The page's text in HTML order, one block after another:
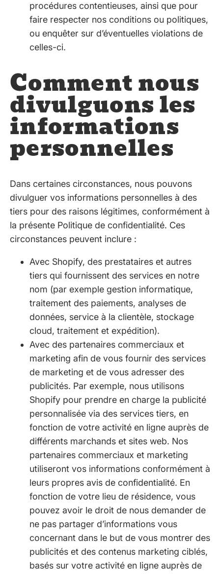
procédures contentieuses, ainsi que pour
faire respecter nos conditions ou politiques,
ou enquêter sur d’éventuelles violations de
celles-ci.
Comment nous
divulguons les
informations
personnelles
Dans certaines circonstances, nous pouvons
divulguer vos informations personnelles à des
tiers pour des raisons légitimes, conformément à
la présente Politique de confidentialité. Ces
circonstances peuvent inclure :
Avec Shopify, des prestataires et autres
tiers qui fournissent des services en notre
nom (par exemple gestion informatique,
traitement des paiements, analyses de
données, service à la clientèle, stockage
cloud, traitement et expédition).
Avec des partenaires commerciaux et
marketing afin de vous fournir des services
de marketing et de vous adresser des
publicités. Par exemple, nous utilisons
Shopify pour prendre en charge la publicité
personnalisée via des services tiers, en
fonction de votre activité en ligne auprès de
différents marchands et sites web. Nos
partenaires commerciaux et marketing
utiliseront vos informations conformément à
leurs propres avis de confidentialité. En
fonction de votre lieu de résidence, vous
pouvez avoir le droit de nous demander de
ne pas partager d’informations vous
concernant dans le but de vous montrer des
publicités et des contenus marketing ciblés,
basés sur votre activité en ligne auprès de